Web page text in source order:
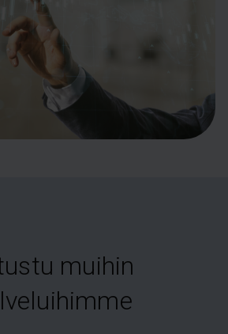
muihin